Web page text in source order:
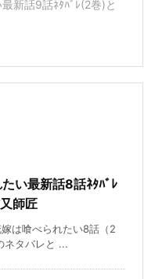
新話9話ﾈﾀﾊﾞﾚ(2巻)と
い最新話8話ﾈﾀﾊﾞﾚ
師匠
は喰べられたい8話（2
ネタバレと ...